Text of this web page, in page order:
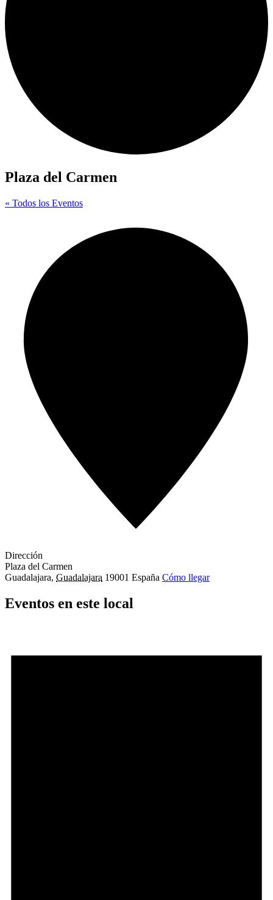
Plaza del Carmen
« Todos los Eventos
Dirección
Plaza del Carmen
Guadalajara, Guadalajara 19001 España Cómo llegar
Eventos en este local